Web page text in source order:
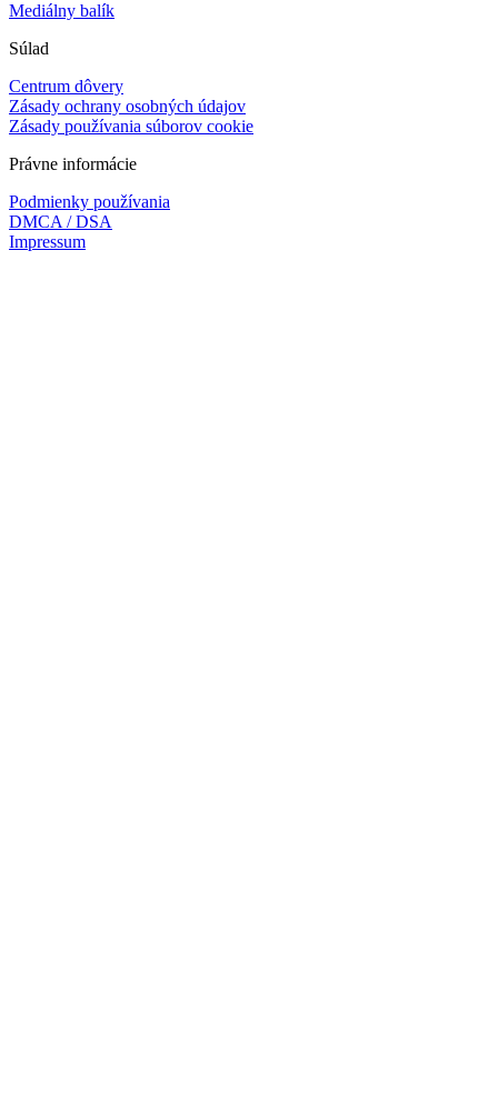
Mediálny balík
Súlad
Centrum dôvery
Zásady ochrany osobných údajov
Zásady používania súborov cookie
Právne informácie
Podmienky používania
DMCA / DSA
Impressum